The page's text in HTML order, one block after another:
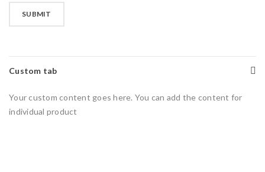
Custom tab
Your custom content goes here. You can add the content for
individual product